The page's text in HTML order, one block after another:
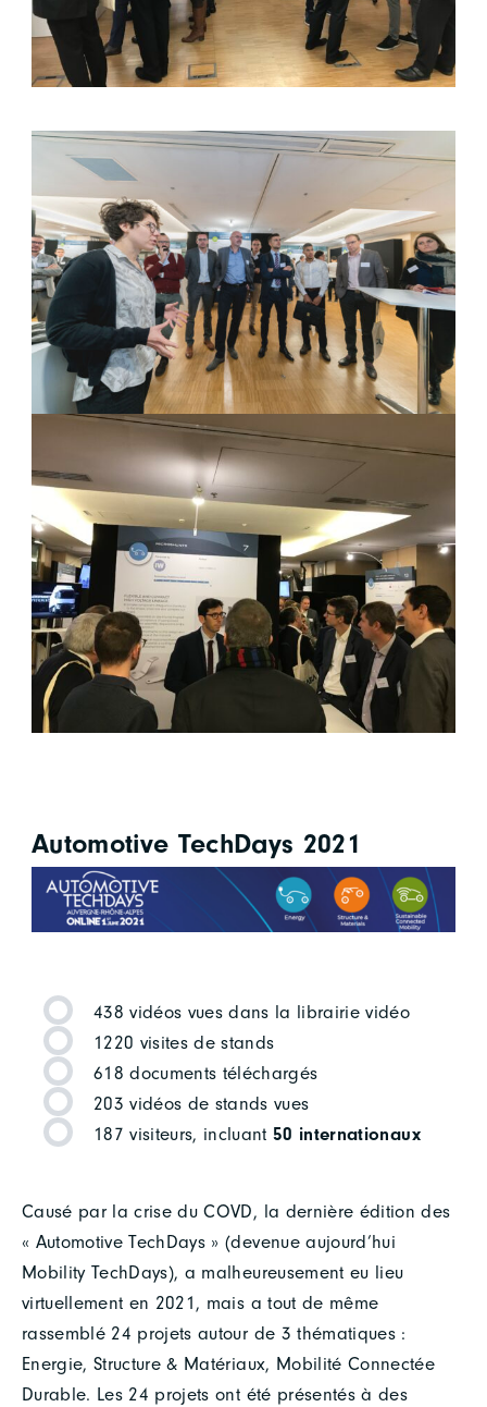
Automotive TechDays 2021
438 vidéos vues dans la librairie vidéo
1220 visites de stands
618 documents téléchargés
203 vidéos de stands vues
187 visiteurs, incluant50 internationaux
Causé par la crise du COVD, la dernière édition des
« Automotive TechDays » (devenue aujourd’hui
Mobility TechDays), a malheureusement eu lieu
virtuellement en 2021, mais a tout de même
rassemblé 24 projets autour de 3 thématiques :
Energie, Structure & Matériaux, Mobilité Connectée
Durable. Les 24 projets ont été présentés à des